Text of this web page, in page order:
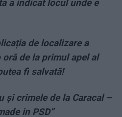
a indicat locul unde e
de localizare a
de la primul apel al
fi salvată!
și crimele de la Caracal –
in PSD”